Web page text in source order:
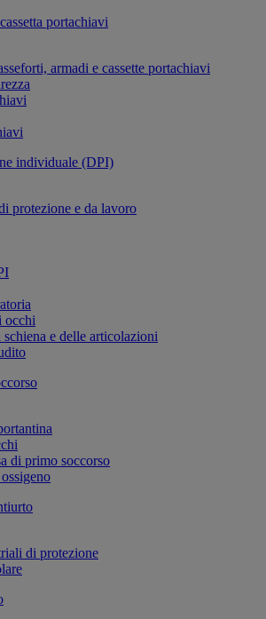
portachiavi
armadi e cassette portachiavi
individuale (DPI)
protezione e da lavoro
occhi
e delle articolazioni
di primo soccorso
di protezione